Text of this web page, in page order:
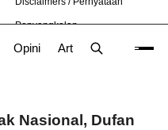
Penyangkalan
Opini Artikel
OLAHRAGA TNI
Nasional, Dufan